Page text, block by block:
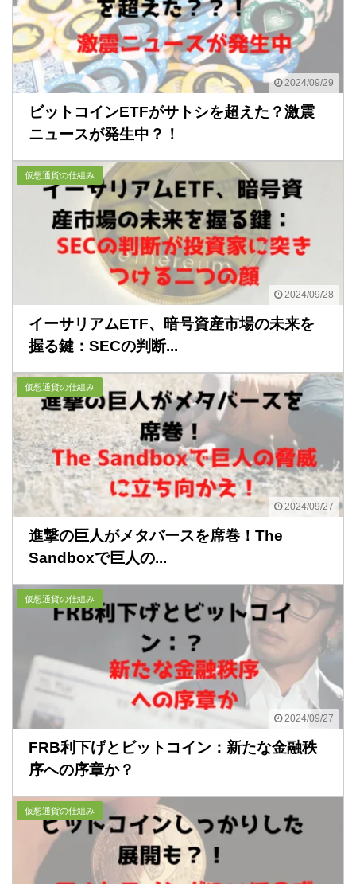
2024/09/29
ビットコインETFがサトシを超えた？激震
ニュースが発生中？！
2024/09/28
仮想通貨の仕組み
イーサリアムETF、暗号資産市場の未来を
握る鍵：SECの判断...
2024/09/27
仮想通貨の仕組み
進撃の巨人がメタバースを席巻！The
Sandboxで巨人の...
2024/09/27
仮想通貨の仕組み
FRB利下げとビットコイン：新たな金融秩
序への序章か？
仮想通貨の仕組み